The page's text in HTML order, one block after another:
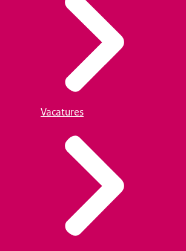
Vacatures